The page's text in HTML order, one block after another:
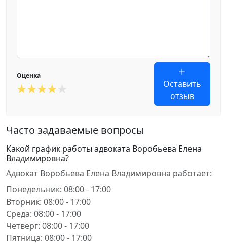
Оценка
Оставить
отзыв
Часто задаваемые вопросы
Какой график работы адвоката Воробьева Елена
Владимировна?
Адвокат Воробьева Елена Владимировна работает:
Понедельник: 08:00 - 17:00
Вторник: 08:00 - 17:00
Среда: 08:00 - 17:00
Четверг: 08:00 - 17:00
Пятница: 08:00 - 17:00